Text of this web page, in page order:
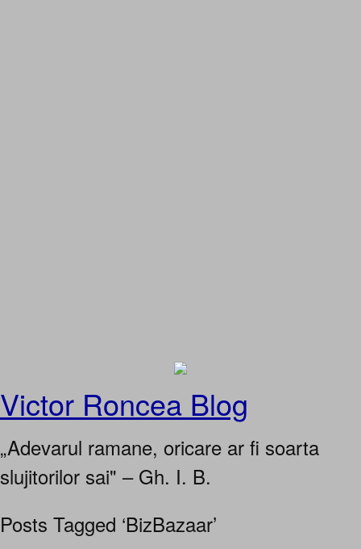
Victor Roncea Blog
„Adevarul ramane, oricare ar fi soarta
slujitorilor sai" – Gh. I. B.
Posts Tagged ‘BizBazaar’